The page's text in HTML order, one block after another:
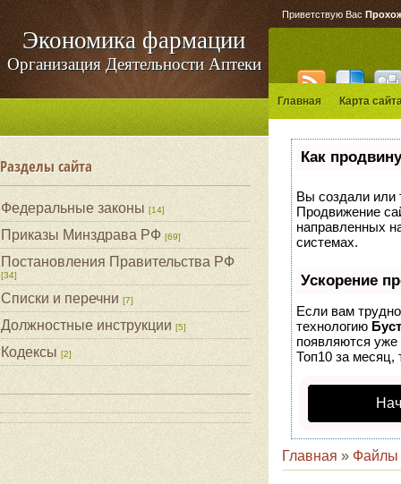
Экономика фармации
Организация Деятельности Аптеки
Разделы сайта
Федеральные законы [14]
Приказы Минздрава РФ [69]
Постановления Правительства РФ
[34]
Списки и перечни [7]
Должностные инструкции [5]
Кодексы [2]
Приветствую Вас
Главная Карта
Как
Вы создали или
Продвижение
направленных
системах.
Ускорение
Если вам
технологию Буст
появляются уже
Топ10 за месяц,
Главная » Файлы